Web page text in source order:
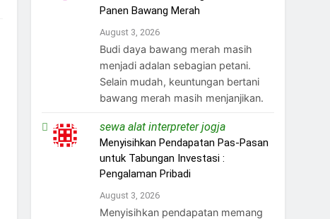
Panen Bawang Merah
August 3, 2026
Budi daya bawang merah masih
menjadi adalan sebagian petani.
Selain mudah, keuntungan bertani
bawang merah masih menjanjikan.
sewa alat interpreter jogjaon
Menyisihkan Pendapatan Pas-Pasan
untuk Tabungan Investasi :
Pengalaman Pribadi
August 3, 2026
Menyisihkan pendapatan memang